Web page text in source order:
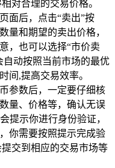
对合理的交易价格。
面后，点击“卖出”按
量和期望的卖出价格，
，也可以选择“市价卖
自动按照当前市场的最优
间,提高交易效率。
参数后，一定要仔细核
量、价格等，确认无误
提示你进行身份验证，
你需要按照提示完成验
交到相应的交易市场等